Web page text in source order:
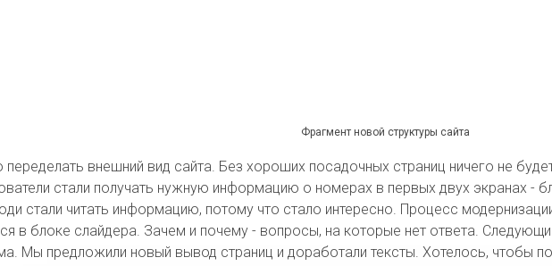
Фрагмент новой структуры сайта
внешний вид сайта. Без хороших посадочных страниц ничего не
стали получать нужную информацию о номерах в первых двух экранах -
стали читать информацию, потому что стало интересно. Процесс
в блоке слайдера. Зачем и почему - вопросы, на которые нет ответа.
Мы предложили новый вывод страниц и доработали тексты. Хотелось, чтобы